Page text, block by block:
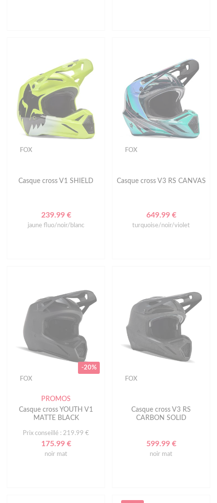
FOX
Casque cross V1 SHIELD
239.99 €
jaune fluo/noir/blanc
FOX
Casque cross V3 RS CANVAS
649.99 €
turquoise/noir/violet
-20%
FOX
PROMOS
Casque cross YOUTH V1
MATTE BLACK
Prix conseillé : 219.99 €
175.99 €
noir mat
FOX
Casque cross V3 RS
CARBON SOLID
599.99 €
noir mat